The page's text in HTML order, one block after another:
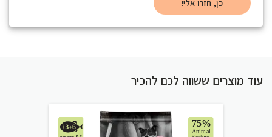
עוד מוצרים ששווה לכם להכיר